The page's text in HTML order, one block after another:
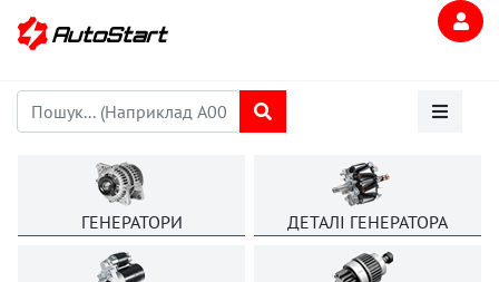
ГЕНЕРАТОРИ ДЕТАЛІ ГЕНЕРАТОРА